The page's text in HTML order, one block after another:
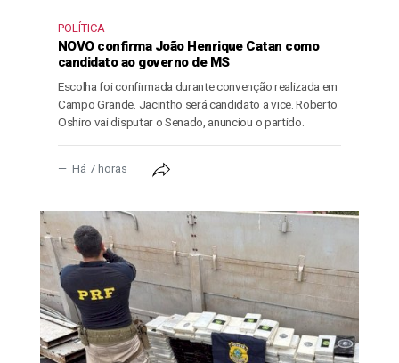
POLÍTICA
NOVO confirma João Henrique Catan como
candidato ao governo de MS
Escolha foi confirmada durante convenção realizada em
Campo Grande. Jacintho será candidato a vice. Roberto
Oshiro vai disputar o Senado, anunciou o partido.
Há 7 horas